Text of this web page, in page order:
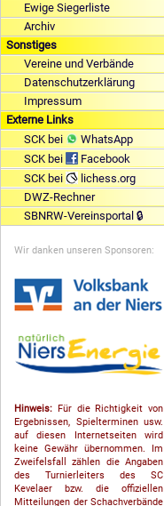
Ewige Siegerliste
Archiv
Sonstiges
Vereine und Verbände
Datenschutzerklärung
Impressum
Externe Links
SCK bei
WhatsApp
SCK bei
Facebook
SCK bei
lichess.org
DWZ-Rechner
SBNRW-Vereinsportal 🔒
Wir danken unseren Sponsoren:
Hinweis: Für die Richtigkeit von
Ergebnissen, Spielterminen usw.
auf diesen Internetseiten wird
keine Gewähr übernommen. Im
Zweifelsfall zählen die Angaben
des Turnierleiters des SC
Kevelaer bzw. die offiziellen
Mitteilungen der Schach­ver­bände